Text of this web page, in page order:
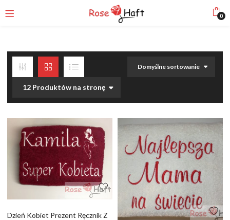
0
Domyślne sortowanie
12 Produktów na stronę
Dzień Kobiet Prezent Ręcznik Z